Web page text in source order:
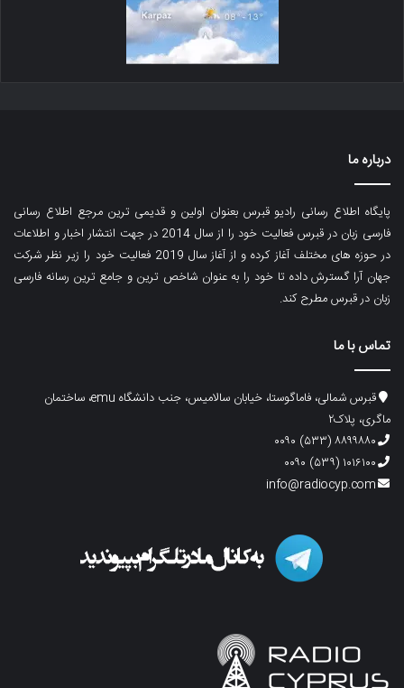
درباره ما
پایگاه اطلاع رسانی رادیو قبرس بعنوان اولین و قدیمی ترین مرجع اطلاع رسانی
فارسی زبان در قبرس فعالیت خود را از سال 2014 در جهت انتشار اخبار و اطلاعات
در حوزه های مختلف آغاز کرده و از آغاز سال 2019 فعالیت خود را زیر نظر شرکت
جهان آرا گسترش داده تا خود را به عنوان شاخص ترین و جامع ترین رسانه فارسی
زبان در قبرس مطرح کند.
تماس با ما
قبرس شمالی، فاماگوستا، خیابان سالامیس، جنب دانشگاه emu، ساختمان
ماگری، پلاک۲
۸۸۹۹۸۸۰ (۵۳۳) ۰۰۹۰
۱۰۱۶۱۰۰ (۵۳۹) ۰۰۹۰
info@radiocyp.com